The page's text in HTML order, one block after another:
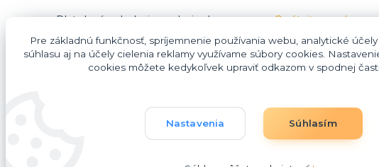
Platobné a dodacie podmienky
Ako nakupovať
Opýtajte sa nás
Pre základnú funkčnosť, spríjemnenie používania webu, analytické
súhlasu aj na účely cielenia reklamy využívame súbory cookies.
cookies môžete kedykoľvek upraviť odkazom v spodnej
Nastavenia Súhlasím